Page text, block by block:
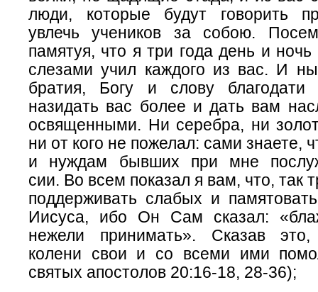
люди, которые будут говорить
увлечь учеников за собою.
памятуя, что я три года день и
слезами учил каждого из вас. И
братия, Богу и слову благодати
назидать вас более и дать вам
освященными. Ни серебра, ни
ни от кого не пожелал: сами знаете,
и нуждам бывших при мне
сии. Во всем показал я вам, что, так
поддерживать слабых и
Иисуса, ибо Он Сам сказал:
нежели принимать». Сказав
колени свои и со всеми ими
святых апостолов 20:16-18, 28-36);